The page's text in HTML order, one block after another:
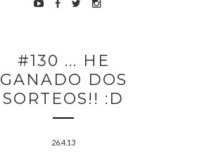
#130 ... HE
GANADO DOS
SORTEOS!! :D
26.4.13